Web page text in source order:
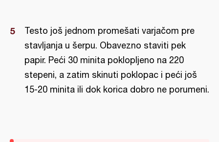
Testo još jednom promešati varjačom pre
stavljanja u šerpu. Obavezno staviti pek
papir. Peći 30 minita poklopljeno na 220
stepeni, a zatim skinuti poklopac i peći još
15-20 minita ili dok korica dobro ne porumeni.